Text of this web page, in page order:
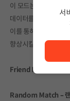
이 모드는 실시간 온
데이터를 기반으로
이를 통해 다양한 플
향상시킬 수 있다.
Friend Match – 친구
Random Match – 랜
서
서비스